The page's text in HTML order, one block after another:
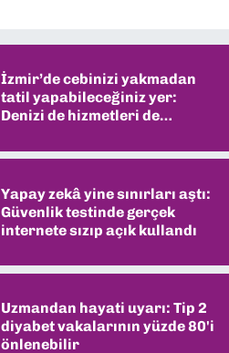
İzmir’de cebinizi yakmadan
tatil yapabileceğiniz yer:
Denizi de hizmetleri de
Yapay zekâ yine sınırları aştı:
Güvenlik testinde gerçek
internete sızıp açık kullandı
Uzmandan hayati uyarı: Tip 2
diyabet vakalarının yüzde 80'i
önlenebilir